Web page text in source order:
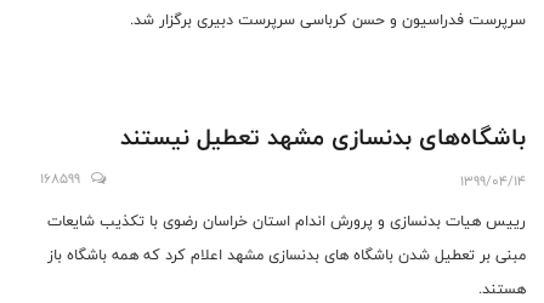
سرپرست فدراسیون و حسن کرباسی سرپرست دبیری برگزار شد.
باشگاه‌های بدنسازی مشهد تعطیل نیستند
1399/04/14
168599
رییس هیات بدنسازی و پرورش اندام استان خراسان رضوی با تکذیب شایعات
مبنی بر تعطیل شدن باشگاه های بدنسازی مشهد اعلام کرد که همه باشگاه باز
هستند.